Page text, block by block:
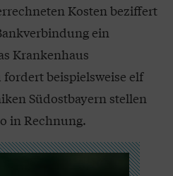
Kosten beziffert
ein
Krankenhaus
beispielsweise elf
Südostbayern stellen
in Rechnung.